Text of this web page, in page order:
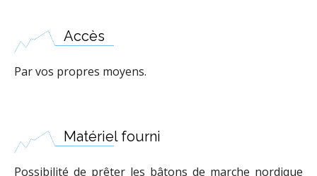
Accès
Par vos propres moyens.
Matériel fourni
Possibilité de prêter les bâtons de marche nordique